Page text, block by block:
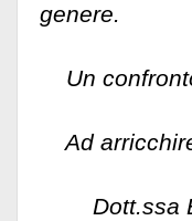
genere.
Un
Ad
Dott.ssa